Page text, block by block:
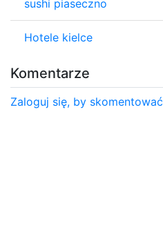
sushi piaseczno
Hotele kielce
Komentarze
Zaloguj się, by skomentować